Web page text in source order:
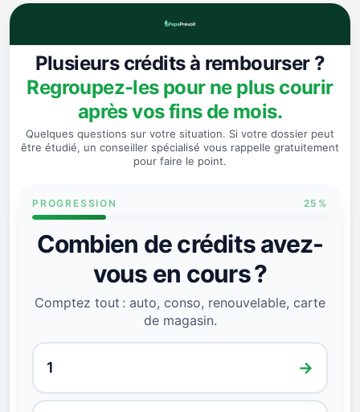
Plusieurs crédits à rembourser ?
Regroupez-les pour ne plus courir
après vos fins de mois.
Quelques questions sur votre situation. Si votre dossier peut
être étudié, un conseiller spécialisé vous rappelle gratuitement
pour faire le point.
PROGRESSION 25 %
Combien de crédits avez-
vous en cours ?
Comptez tout : auto, conso, renouvelable, carte
de magasin.
1 →